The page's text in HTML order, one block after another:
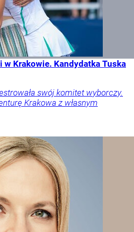
w Krakowie. Kandydatka Tuska
swój komitet wyborczy.
Krakowa z własnym